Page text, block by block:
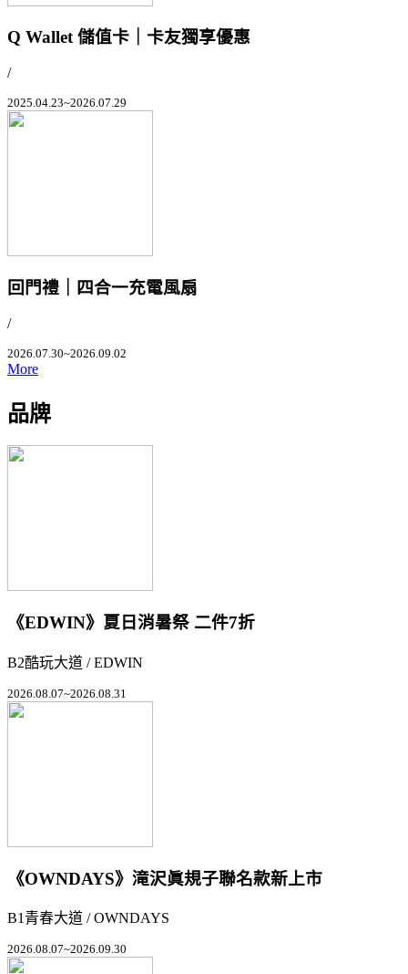
Q Wallet 儲值卡｜卡友獨享優惠
/
2025.04.23~2026.07.29
回門禮｜四合一充電風扇
/
2026.07.30~2026.09.02
More
品牌
《EDWIN》夏日消暑祭 二件7折
B2酷玩大道 / EDWIN
2026.08.07~2026.08.31
《OWNDAYS》滝沢眞規子聯名款新上市
B1青春大道 / OWNDAYS
2026.08.07~2026.09.30